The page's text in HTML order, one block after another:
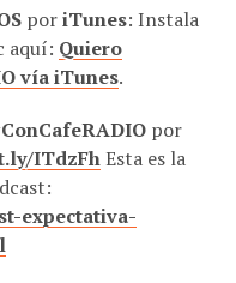
poriTunes: Instala
aquí: Quiero
vía iTunes.
por
ITdzFhEsta es la
expectativa-